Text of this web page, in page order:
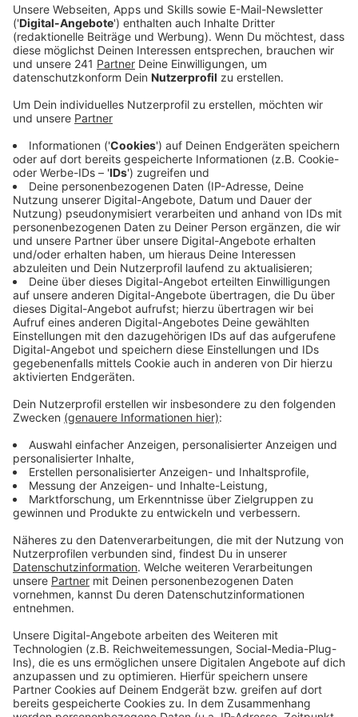
losgeht, will sich die Verwaltung Fördermittel
sichern, um die eigenen Kosten zu reduzieren.
Veröffentlicht:Dienstag, 31.10.2023 11:36
Anzeige
Seit diesem Jahr gibt es von EU und Land eine neue
Fördermöglichkeit für Energieeffiziente öffentliche
Gebäude. Unter genau diesem Aspekt, der
Energieeffizienz, soll in den kommenden Jahren auch
die Opladener Festhalle saniert werden. Deswegen
hofft die Stadt im Rahmen des Programms auf
Fördermittel von fast 6 Millionen Euro – mehr ein
Drittel der veranschlagten Gesamtkosten. Das
Problem: Den Förderantrag kann die Stadt erst seit
wenigen Wochen vorbereiten und erst, wenn der
eingereicht und bewilligt ist, kann die Stadt nach
eigener Aussage damit starten, Baufirmen für die
Sanierung der Festhalle zu suchen. Die Stadt geht
deswegen davon aus, dass die Festhalle damit erst in
rund zweieinhalb Jahren fertig wird.
Anzeige
Weitere Meldungen aus Leverkusen
Anzeige
Leverkusener Grüne fordern Schulstraßen
Leverkusener Taxiunternehmen passen Tarife an
Anzeige